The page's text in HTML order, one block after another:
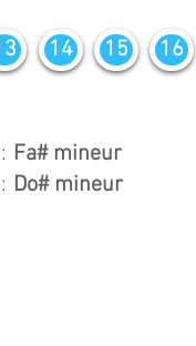
Fa# mineur
Do# mineur
14 15 16